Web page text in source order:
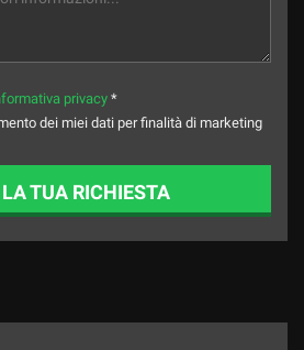
privacy *
dei miei dati per finalità di marketing
TUA RICHIESTA